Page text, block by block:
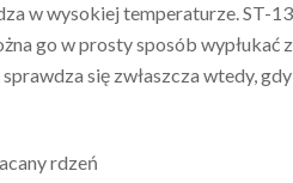
w wysokiej temperaturze. ST-
go w prosty sposób
się zwłaszcza wtedy,